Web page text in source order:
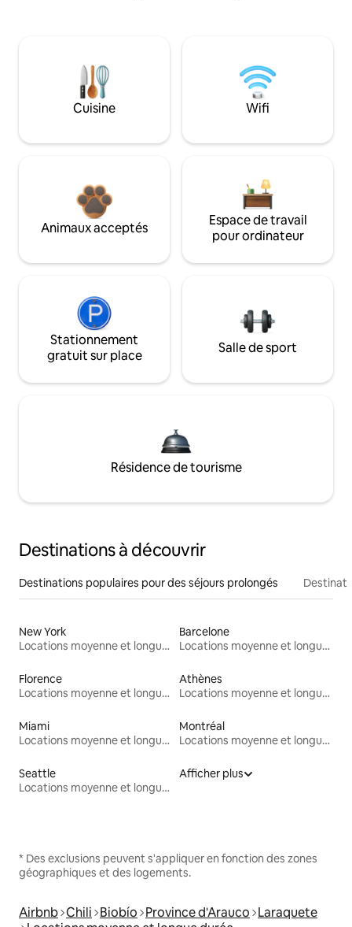
Cuisine Wifi
Animaux acceptés
Espace de travail
pour ordinateur
Stationnement
gratuit sur place
Salle de sport
Résidence de tourisme
Destinations à découvrir
Destinations populaires pour des séjours prolongés
New York
Locations moyenne et longue durée
Barcelone
Locations moyenne et longue durée
Florence
Locations moyenne et longue durée
Athènes
Locations moyenne et longue durée
Miami
Locations moyenne et longue durée
Montréal
Locations moyenne et longue durée
Seattle
Locations moyenne et longue durée
Afficher plus
* Des exclusions peuvent s'appliquer en fonction des zones
géographiques et des logements.
Airbnb Chili Biobío Province d'Arauco Laraquete